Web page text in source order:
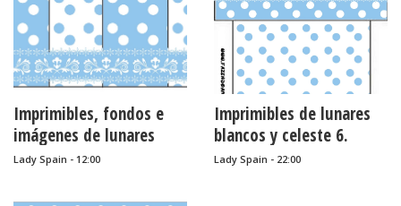
chocolate,
cumpleaños,
DI50,
etiquetas,
imprimibles,
San Valentín
......
Imprimibles, fondos e
imágenes de lunares
blancos y celeste 7.
Lady Spain - 12:00
Imprimibles de lunares
blancos y celeste 6.
Lady Spain - 22:00